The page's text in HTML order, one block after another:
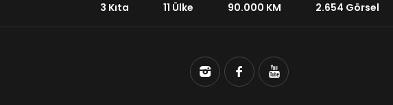
3 Kıta 11 Ülke 90.000 KM 2.654 Görsel